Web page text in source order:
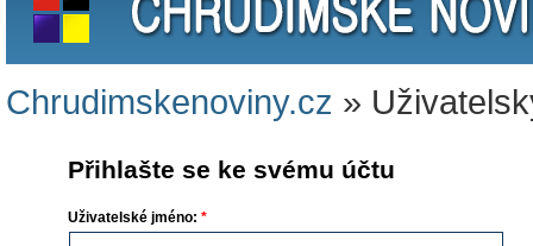
Chrudimskenoviny.cz »
Přihlašte se ke svému účtu
Uživatelské jméno:*